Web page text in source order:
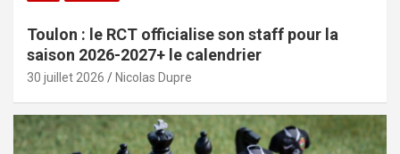
Toulon : le RCT officialise son staff pour la
saison 2026-2027+ le calendrier
30 juillet 2026 Nicolas Dupre